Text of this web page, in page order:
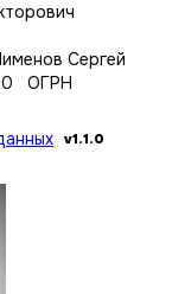
Сергей
ОГРН
v1.1.0